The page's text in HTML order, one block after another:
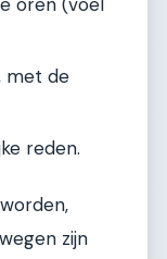
met de
reden.
zijn